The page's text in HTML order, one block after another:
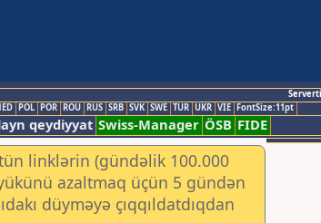
POL POR ROU RUS SRB SVK SWE TUR UKR VIE FontSize:11pt
qeydiyyat Swiss-Manager ÖSB FIDE
linklərin (gündəlik 100.000
azaltmaq üçün 5 gündən
düyməyə çıqqıldatdıqdan